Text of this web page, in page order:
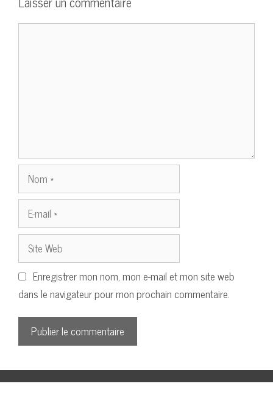
Commentaire
Nom
E-
mail
Site
Web
Enregistrer mon nom, mon e-mail et mon site web
dans le navigateur pour mon prochain commentaire.